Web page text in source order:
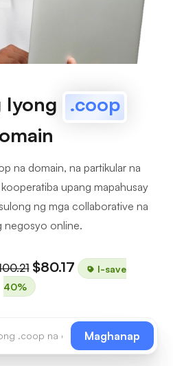
Iyong .coop
na domain, na partikular na
upang mapahusay
ng mga collaborative na
negosyo online.
$80.17
I-save
40%
Maghanap